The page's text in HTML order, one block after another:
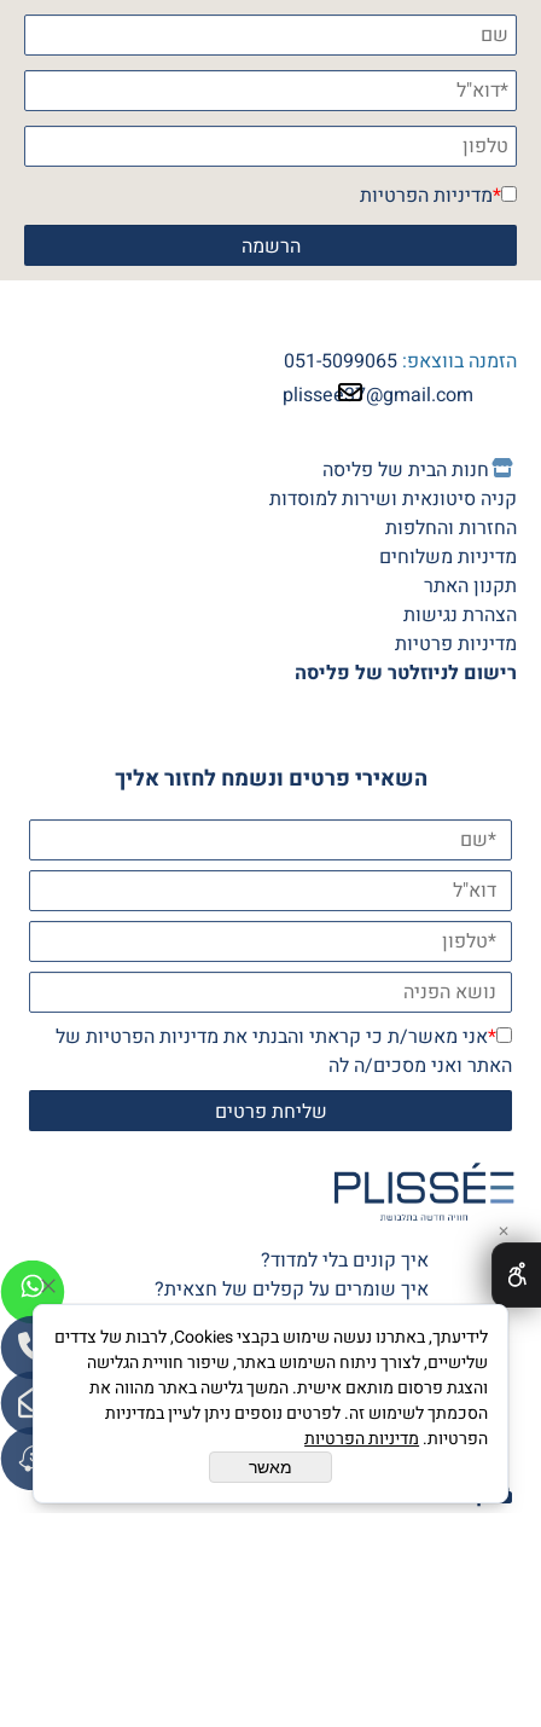
*מדיניות הפרטיות
הזמנה בווצאפ: 051-5099065
plissee37@gmail.com
חנות הבית של פליסה
קניה סיטונאית ושירות למוסדות
החזרות והחלפות
מדיניות משלוחים
תקנון האתר
הצהרת נגישות
מדיניות פרטיות
רישום לניוזלטר של פליסה
השאירי פרטים ונשמח לחזור אליך
*אני מאשר/ת כי קראתי והבנתי את מדיניות הפרטיות של
האתר ואני מסכים/ה לה
איך קונים בלי למדוד?
איך שומרים על קפלים של חצאית?
ככה זה התחיל
גלריית תמונות
קניה מאובטחת
✕
לידיעתך, באתרנו נעשה שימוש בקבצי Cookies, לרבות של צדדים
שלישיים, לצורך ניתוח השימוש באתר, שיפור חוויית הגלישה
והצגת פרסום מותאם אישית. המשך גלישה באתר מהווה את
הסכמתך לשימוש זה. לפרטים נוספים ניתן לעיין במדיניות
הפרטיות. מדיניות הפרטיות
מאשר